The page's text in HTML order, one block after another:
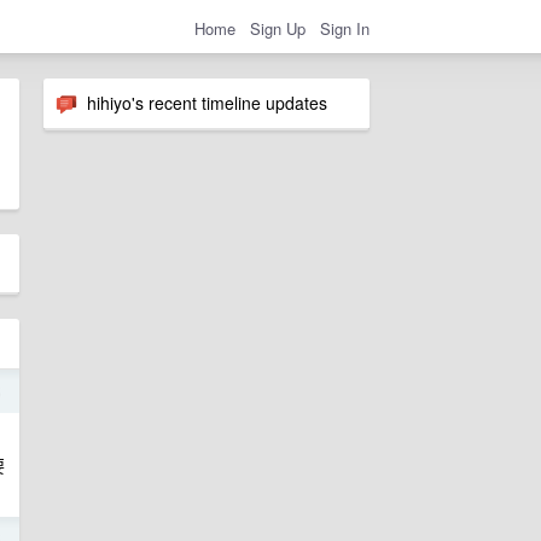
Home Sign Up Sign In
hihiyo's recent timeline updates